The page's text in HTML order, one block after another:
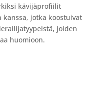
kävijäprofiilit
jotka koostuivat
joiden
huomioon.